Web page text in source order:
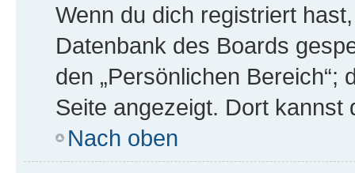
Wenn du dich registriert
Datenbank des Boards
den „Persönlichen
Seite angezeigt. Dort kannst
Nach oben